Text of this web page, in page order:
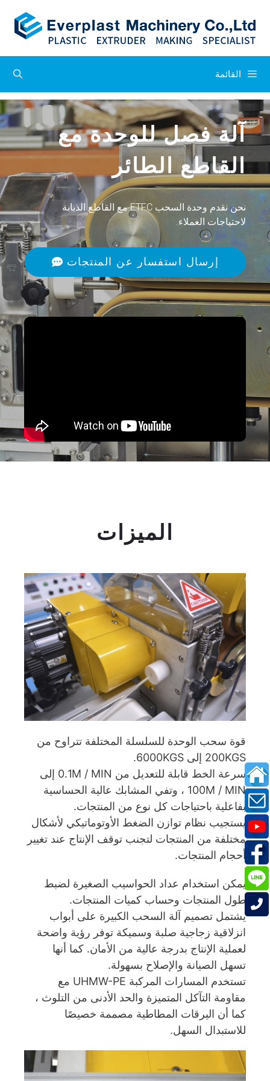
القائمة
آلة فصل للوحدة مع
القاطع الطائر
نحن نقدم وحدة السحب ETFC مع القاطع الذبابة
لاحتياجات العملاء.
إرسال استفسار عن المنتجات
الميزات
قوة سحب الوحدة للسلسلة المختلفة تتراوح من
200KGS إلى 6000KGS.
سرعة الخط قابلة للتعديل من 0.1M / MIN إلى
100M / MIN ، وتفي المشابك عالية الحساسية
بفاعلية باحتياجات كل نوع من المنتجات.
يستجيب نظام توازن الضغط الأوتوماتيكي لأشكال
مختلفة من المنتجات لتجنب توقف الإنتاج عند تغيير
أحجام المنتجات.
يمكن استخدام عداد الحواسيب الصغيرة لضبط
طول المنتجات وحساب كميات المنتجات.
يشتمل تصميم آلة السحب الكبيرة على أبواب
انزلاقية زجاجية صلبة وسميكة توفر رؤية واضحة
لعملية الإنتاج بدرجة عالية من الأمان. كما أنها
تسهل الصيانة والإصلاح بسهولة.
تستخدم المسارات المركبة UHMW-PE مع
مقاومة التآكل المتميزة والحد الأدنى من التلوث ،
كما أن اليرقات المطاطية مصممة خصيصًا
للاستبدال السهل.